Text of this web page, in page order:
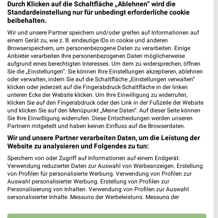
Tchibo
0,7 km
Alpaka cleaning collection
Gültig bis Di. 01.09.
Zeemann
Angebote ab 25.07.
Noch heute gültig
Zeemann NKD
Durch Klicken auf die Schaltfläche „Ablehnen“ wird die
Standardeinstellung nur für unbedingt erforderliche cookie
beibehalten.
Wir und unsere Partner speichern und/oder greifen auf Informationen auf
einem Gerät zu, wie z. B. eindeutige IDs in cookie und anderen
Browserspeichern, um personenbezogene Daten zu verarbeiten. Einige
Anbieter verarbeiten Ihre personenbezogenen Daten möglicherweise
aufgrund eines berechtigten Interesses. Um dem zu widersprechen, öffnen
Sie die „Einstellungen“. Sie können Ihre Einstellungen akzeptieren, ablehnen
oder verwalten, indem Sie auf die Schaltfläche „Einstellungen verwalten“
klicken oder jederzeit auf die Fingerabdruck-Schaltfläche in der linken
unteren Ecke der Website klicken. Um Ihre Einwilligung zu widerrufen,
klicken Sie auf den Fingerabdruck oder den Link in der Fußzeile der Website
und klicken Sie auf den Menüpunkt „Meine Daten“. Auf dieser Seite können
Sie Ihre Einwilligung widerrufen. Diese Entscheidungen werden unseren
Partnern mitgeteilt und haben keinen Einfluss auf die Browserdaten.
Wir und unsere Partner verarbeiten Daten, um die Leistung der
Website zu analysieren und Folgendes zu tun:
Speichern von oder Zugriff auf Informationen auf einem Endgerät.
Verwendung reduzierter Daten zur Auswahl von Werbeanzeigen. Erstellung
von Profilen für personalisierte Werbung. Verwendung von Profilen zur
Auswahl personalisierter Werbung. Erstellung von Profilen zur
Personalisierung von Inhalten. Verwendung von Profilen zur Auswahl
personalisierter Inhalte. Messung der Werbeleistung. Messung der
Kombinationen von Daten aus verschiedenen Quellen. Entwicklung und